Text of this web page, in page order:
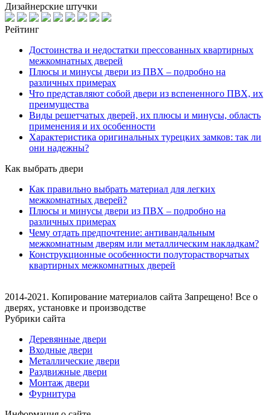
Дизайнерские штучки
Рейтинг
Достоинства и недостатки прессованных квартирных
межкомнатных дверей
Плюсы и минусы двери из ПВХ – подробно на
различных примерах
Что представляют собой двери из вспененного ПВХ, их
преимущества
Виды решетчатых дверей, их плюсы и минусы, область
применения и их особенности
Характеристика оригинальных турецких замков: так ли
они надежны?
Как выбрать двери
Как правильно выбрать материал для легких
межкомнатных дверей?
Плюсы и минусы двери из ПВХ – подробно на
различных примерах
Чему отдать предпочтение: антивандальным
межкомнатным дверям или металлическим накладкам?
Конструкционные особенности полуторастворчатых
квартирных межкомнатных дверей
2014-2021. Копирование материалов сайта Запрещено! Все о
дверях, установке и производстве
Рубрики сайта
Деревянные двери
Входные двери
Металлические двери
Раздвижные двери
Монтаж двери
Фурнитура